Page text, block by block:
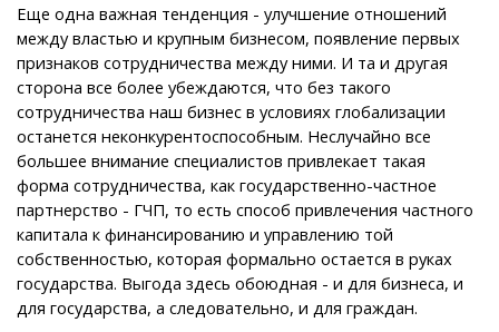
Еще одна важная тенденция - улучшение отношений
между властью и крупным бизнесом, появление первых
признаков сотрудничества между ними. И та и другая
сторона все более убеждаются, что без такого
сотрудничества наш бизнес в условиях глобализации
останется неконкурентоспособным. Неслучайно все
большее внимание специалистов привлекает такая
форма сотрудничества, как государственно-частное
партнерство - ГЧП, то есть способ привлечения частного
капитала к финансированию и управлению той
собственностью, которая формально остается в руках
государства. Выгода здесь обоюдная - и для бизнеса, и
для государства, а следовательно, и для граждан.